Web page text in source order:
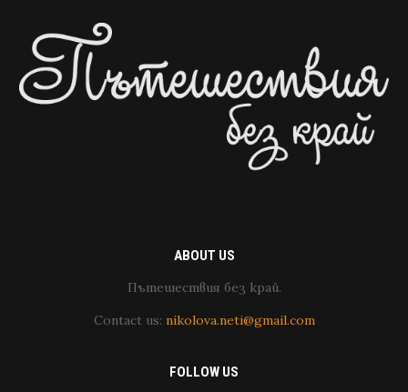
ABOUT US
Пътешествия без край.
Contact us: nikolova.neti@gmail.com
FOLLOW US